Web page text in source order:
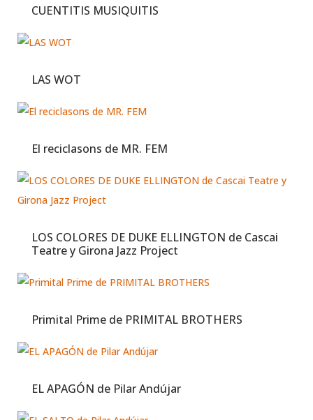
CUENTITIS MUSIQUITIS
LAS WOT
El reciclasons de MR. FEM
LOS COLORES DE DUKE ELLINGTON de Cascai
Teatre y Girona Jazz Project
Primital Prime de PRIMITAL BROTHERS
EL APAGÓN de Pilar Andújar